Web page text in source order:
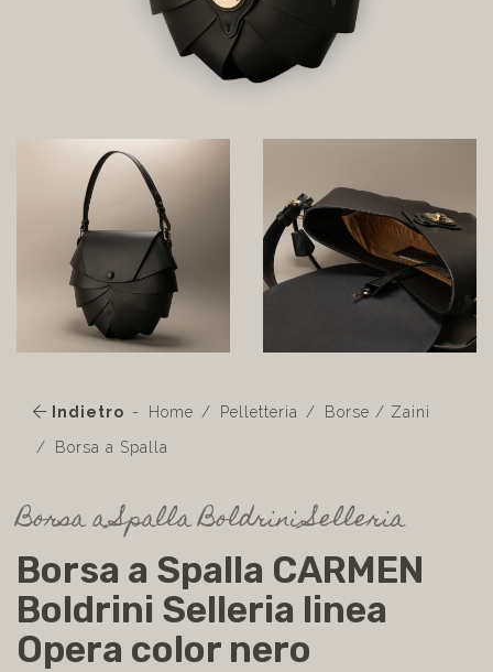
Indietro Home Pelletteria
Borse / Zaini
Borsa a Spalla
Borsa a Spalla Boldrini Selleria
Borsa a Spalla CARMEN
Boldrini Selleria linea
Opera color nero